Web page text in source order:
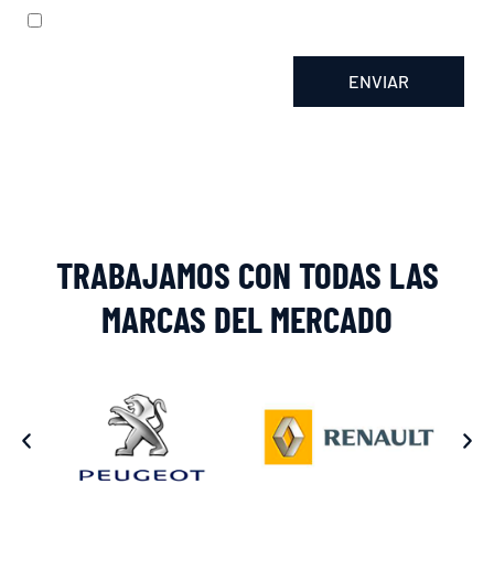
ENVIAR
TRABAJAMOS CON TODAS LAS
MARCAS DEL MERCADO